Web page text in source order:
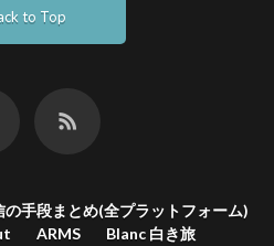
to Top
の手段まとめ(全プラットフォーム)
ARMS
Blanc 白き旅